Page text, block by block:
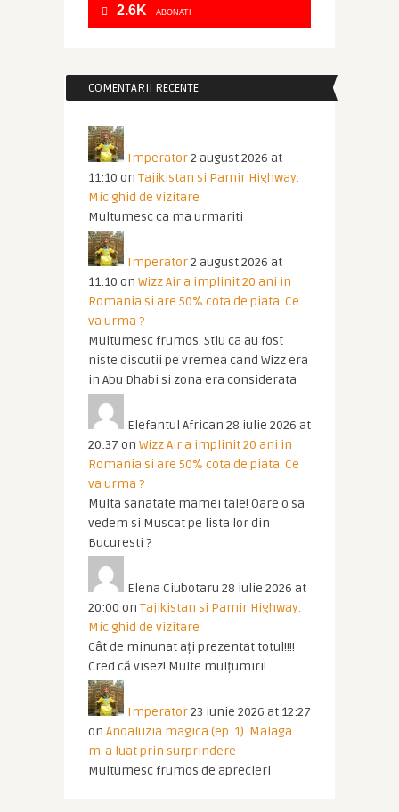
2.6K ABONATI
COMENTARII RECENTE
Imperator2 august 2026 at
11:10 on Tajikistan si Pamir Highway.
Mic ghid de vizitare
Multumesc ca ma urmariti
Imperator2 august 2026 at
11:10 on Wizz Air a implinit 20 ani in
Romania si are 50% cota de piata. Ce
va urma ?
Multumesc frumos. Stiu ca au fost
niste discutii pe vremea cand Wizz era
in Abu Dhabi si zona era considerata
Elefantul African 28 iulie 2026 at
20:37 on Wizz Air a implinit 20 ani in
Romania si are 50% cota de piata. Ce
va urma ?
Multa sanatate mamei tale! Oare o sa
vedem si Muscat pe lista lor din
Bucuresti ?
Elena Ciubotaru 28 iulie 2026 at
20:00 on Tajikistan si Pamir Highway.
Mic ghid de vizitare
Cât de minunat ați prezentat totul!!!!
Cred că visez! Multe mulțumiri!
Imperator23 iunie 2026 at 12:27
on Andaluzia magica (ep. 1). Malaga
m-a luat prin surprindere
Multumesc frumos de aprecieri